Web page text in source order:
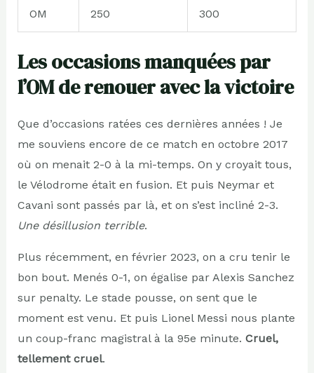
OM 250 300
Les occasions manquées par
l’OM de renouer avec la victoire
Que d’occasions ratées ces dernières années ! Je
me souviens encore de ce match en octobre 2017
où on menait 2-0 à la mi-temps. On y croyait tous,
le Vélodrome était en fusion. Et puis Neymar et
Cavani sont passés par là, et on s’est incliné 2-3.
Une désillusion terrible.
Plus récemment, en février 2023, on a cru tenir le
bon bout. Menés 0-1, on égalise par Alexis Sanchez
sur penalty. Le stade pousse, on sent que le
moment est venu. Et puis Lionel Messi nous plante
un coup-franc magistral à la 95e minute. Cruel,
tellement cruel.